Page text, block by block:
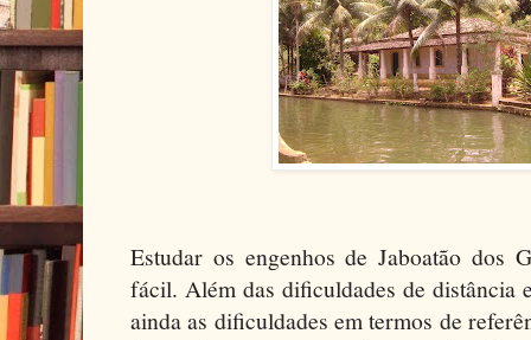
Estudar os engenhos de Jaboatão dos
fácil. Além das dificuldades de distância
ainda as dificuldades em termos de